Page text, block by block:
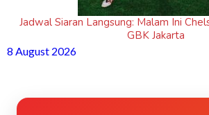
Jadwal Siaran Langsung: Malam Ini
GBK Jakarta
8 August 2026